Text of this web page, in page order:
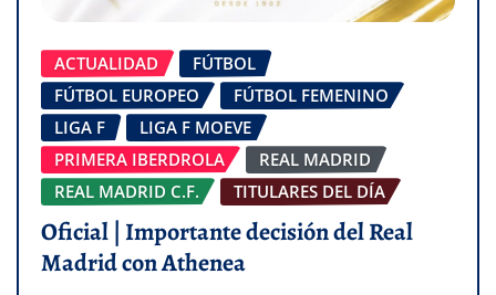
ACTUALIDAD
FÚTBOL
FÚTBOL EUROPEO
FÚTBOL FEMENINO
LIGA F
LIGA F MOEVE
PRIMERA IBERDROLA
REAL MADRID
REAL MADRID C.F.
TITULARES DEL DÍA
Oficial | Importante decisión del Real
Madrid con Athenea